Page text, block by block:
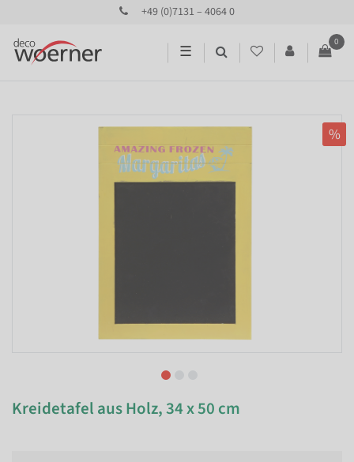
+49 (0)7131 – 4064 0
☰
0
%
Kreidetafel aus Holz, 34 x 50 cm